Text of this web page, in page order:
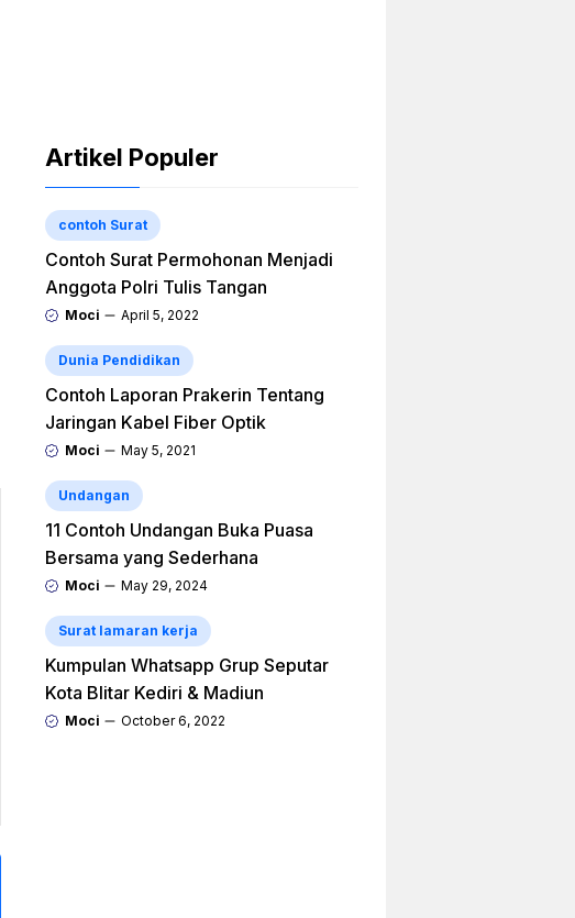
Artikel Populer
contoh Surat
Contoh Surat Permohonan Menjadi
Anggota Polri Tulis Tangan
Moci April 5, 2022
Dunia Pendidikan
Contoh Laporan Prakerin Tentang
Jaringan Kabel Fiber Optik
Moci May 5, 2021
Undangan
11 Contoh Undangan Buka Puasa
Bersama yang Sederhana
Moci May 29, 2024
Surat lamaran kerja
Kumpulan Whatsapp Grup Seputar
Kota Blitar Kediri & Madiun
Moci October 6, 2022